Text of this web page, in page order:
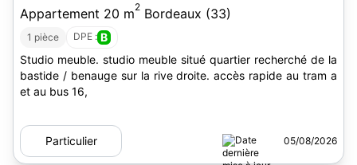
Appartement 20 m2 Bordeaux (33)
1 pièce DPE : B
Studio meuble. studio meuble situé quartier recherché de la
bastide / benauge sur la rive droite. accès rapide au tram a
et au bus 16,
Particulier 05/08/2026